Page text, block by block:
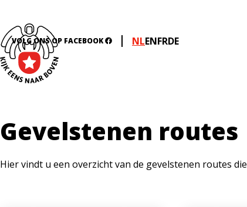
VOLG ONS OP FACEBOOK NLENFRDE
Gevelstenen routes
Hier vindt u een overzicht van de gevelstenen routes